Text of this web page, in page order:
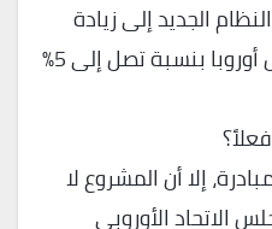
الجديد إلى زيادة
حركة النقل بالقطارات داخل أوروبا بنسبة تصل إلى 5%
إلا أن المشروع لا
الاتحاد الأوروبي